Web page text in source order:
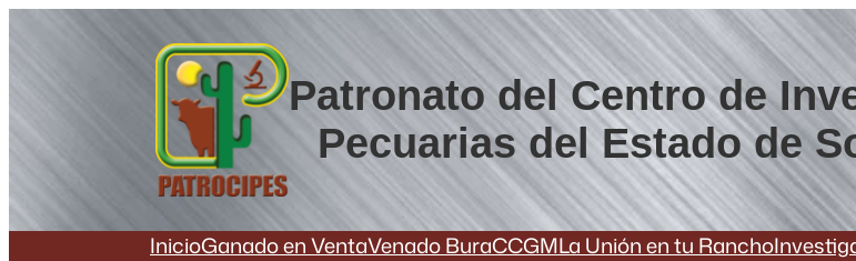
Patronato del Centro de
Pecuarias del Estado de
InicioGanado en VentaVenado BuraCCGMLa Unión en tu Rancho